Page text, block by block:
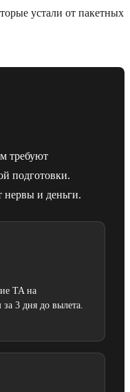
устали от пакетных
требуют
подготовки.
нервы и деньги.
TA на
3 дня до вылета.